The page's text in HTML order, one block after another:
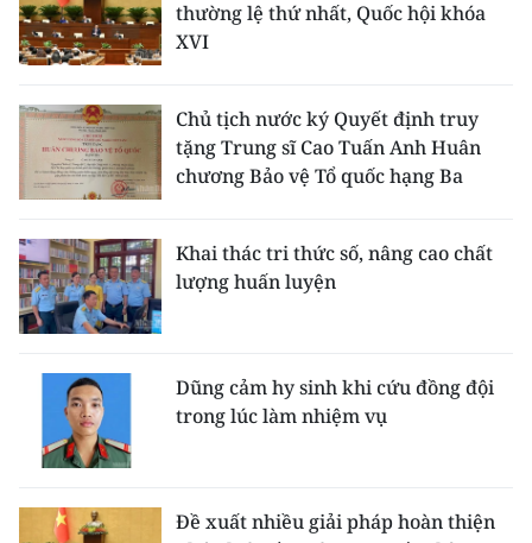
thường lệ thứ nhất, Quốc hội khóa
XVI
Chủ tịch nước ký Quyết định truy
tặng Trung sĩ Cao Tuấn Anh Huân
chương Bảo vệ Tổ quốc hạng Ba
Khai thác tri thức số, nâng cao chất
lượng huấn luyện
Dũng cảm hy sinh khi cứu đồng đội
trong lúc làm nhiệm vụ
Đề xuất nhiều giải pháp hoàn thiện